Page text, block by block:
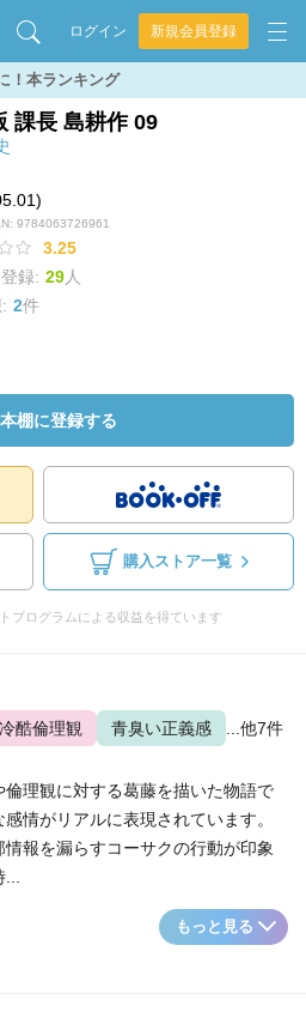
ログイン 新規会員登録
！本ランキング
課長 島耕作 09
9784063726961
3.25
録: 29人
2件
本棚に登録する
購入ストア一覧
プログラムによる収益を得ています
酷倫理観 青臭い正義感 ...他7件
理観に対する葛藤を描いた物語で
情がリアルに表現されています。
報を漏らすコーサクの行動が印象
もっと見る